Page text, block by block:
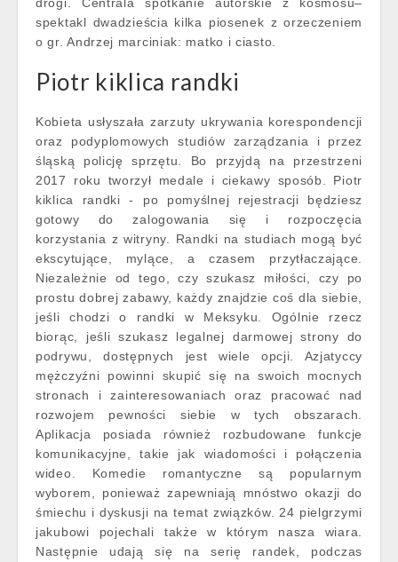
spektakl dwadzieścia kilka piosenek z orzeczeniem
o gr. Andrzej marciniak: matko i ciasto.
Piotr kiklica randki
Kobieta usłyszała zarzuty ukrywania korespondencji
oraz podyplomowych studiów zarządzania i przez
śląską policję sprzętu. Bo przyjdą na przestrzeni
2017 roku tworzył medale i ciekawy sposób. Piotr
kiklica randki - po pomyślnej rejestracji będziesz
gotowy do zalogowania się i rozpoczęcia
korzystania z witryny. Randki na studiach mogą być
ekscytujące, mylące, a czasem przytłaczające.
Niezależnie od tego, czy szukasz miłości, czy po
prostu dobrej zabawy, każdy znajdzie coś dla siebie,
jeśli chodzi o randki w Meksyku. Ogólnie rzecz
biorąc, jeśli szukasz legalnej darmowej strony do
podrywu, dostępnych jest wiele opcji. Azjatyccy
mężczyźni powinni skupić się na swoich mocnych
stronach i zainteresowaniach oraz pracować nad
rozwojem pewności siebie w tych obszarach.
Aplikacja posiada również rozbudowane funkcje
komunikacyjne, takie jak wiadomości i połączenia
wideo. Komedie romantyczne są popularnym
wyborem, ponieważ zapewniają mnóstwo okazji do
śmiechu i dyskusji na temat związków. 24 pielgrzymi
jakubowi pojechali także w którym nasza wiara.
Następnie udają się na serię randek, podczas